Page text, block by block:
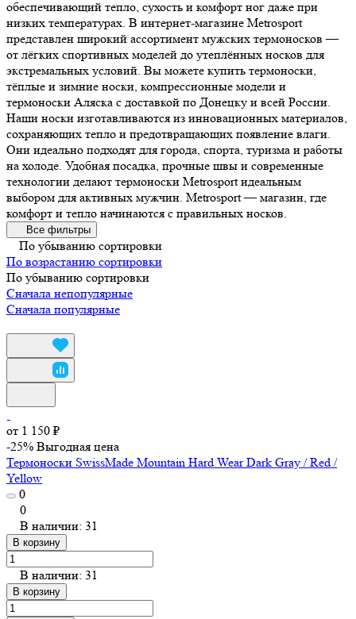
обеспечивающий тепло, сухость и комфорт ног даже при
низких температурах. В интернет-магазине Metrosport
представлен широкий ассортимент мужских термоносков —
от лёгких спортивных моделей до утеплённых носков для
экстремальных условий. Вы можете купить термоноски,
тёплые и зимние носки, компрессионные модели и
термоноски Аляска с доставкой по Донецку и всей России.
Наши носки изготавливаются из инновационных материалов,
сохраняющих тепло и предотвращающих появление влаги.
Они идеально подходят для города, спорта, туризма и работы
на холоде. Удобная посадка, прочные швы и современные
технологии делают термоноски Metrosport идеальным
выбором для активных мужчин. Metrosport — магазин, где
комфорт и тепло начинаются с правильных носков.
Все фильтры
По убыванию сортировки
По возрастанию сортировки
По убыванию сортировки
Сначала непопулярные
Сначала популярные
от 1 150 ₽
-25% Выгодная цена
Термоноски SwissMade Mountain Hard Wear Dark Gray / Red /
Yellow
0
0
В наличии: 31
В корзину
В наличии: 31
В корзину